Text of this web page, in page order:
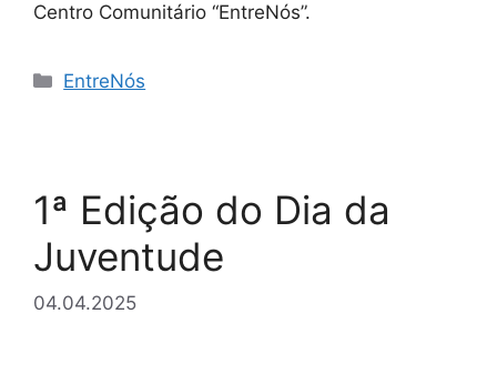
Centro Comunitário “EntreNós”.
Categorias
EntreNós
1ª Edição do Dia da
Juventude
04.04.2025